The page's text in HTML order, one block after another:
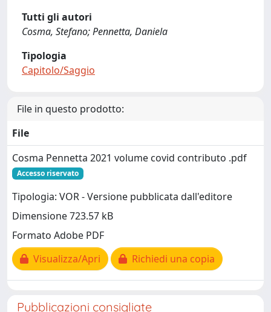
Tutti gli autori
Cosma, Stefano; Pennetta, Daniela
Tipologia
Capitolo/Saggio
File in questo prodotto:
File
Cosma Pennetta 2021 volume covid contributo .pdf
Accesso riservato
Tipologia: VOR - Versione pubblicata dall'editore
Dimensione 723.57 kB
Formato Adobe PDF
Visualizza/Apri
Richiedi una copia
Pubblicazioni consigliate